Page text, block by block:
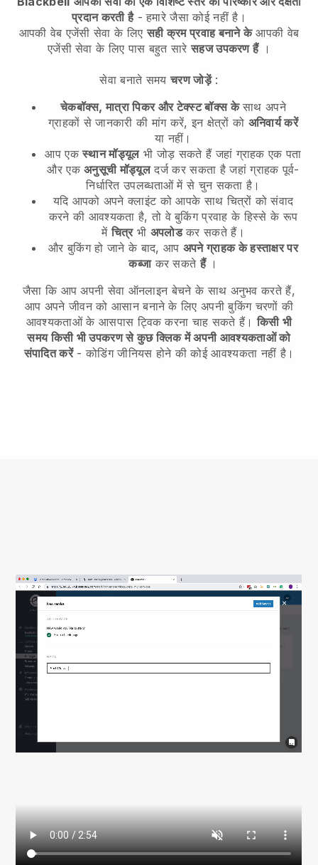
प्रदान करती है- हमारे जैसा कोई नहीं है।
आपकी वेब एजेंसी सेवा के लिए सही क्रम प्रवाह बनाने के आपकी वेब
एजेंसी सेवा के लिए पास बहुत सारेसहज उपकरण हैं।
सेवा बनाते समयचरण जोड़ें:
चेकबॉक्स, मात्रा पिकर और टेक्स्ट बॉक्स केसाथ अपने
ग्राहकों से जानकारी की मांग करें, इन क्षेत्रों को अनिवार्य करें
या नहीं।
आप एकस्थान मॉड्यूलभी जोड़ सकते हैं जहां ग्राहक एक पता
और एकअनुसूची मॉड्यूलदर्ज कर सकता है जहां ग्राहक पूर्व-
निर्धारित उपलब्धताओं में से चुन सकता है।
यदि आपको अपने क्लाइंट को आपके साथ चित्रों को संवाद
करने की आवश्यकता है, तो वे बुकिंग प्रवाह के हिस्से के रूप
मेंचित्रभी अपलोडकर सकते हैं।
और बुकिंग हो जाने के बाद, आप अपने ग्राहक के हस्ताक्षर पर
कब्जाकर सकतेहैं।
जैसा कि आप अपनी सेवा ऑनलाइन बेचने के साथ अनुभव करते हैं,
आप अपने जीवन को आसान बनाने के लिए अपनी बुकिंग चरणों की
आवश्यकताओं के आसपास ट्विक करना चाह सकते हैं।किसी भी
समय किसी भी उपकरण से कुछ क्लिक में अपनी आवश्यकताओं को
संपादित करें- कोडिंग जीनियस होने की कोई आवश्यकता नहीं है।